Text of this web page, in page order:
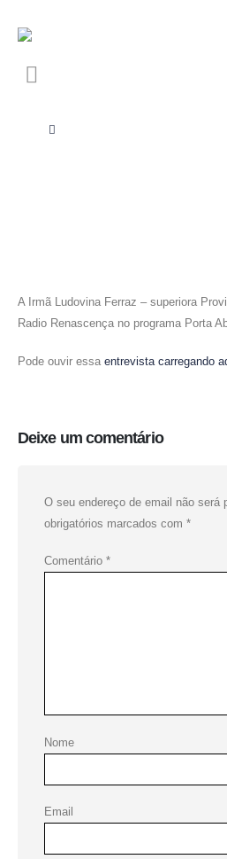
A Irmã Ludovina Ferraz – superiora
Radio Renascença no programa Porta
Pode ouvir essa entrevista carregando
Deixe um comentário
O seu endereço de email não será
obrigatórios marcados com *
Comentário *
Nome
Email